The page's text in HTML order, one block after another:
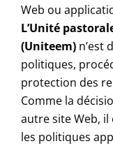
Web ou
L’Unité
(Uniteem) n’est
politiques,
protection des
Comme la
autre site Web,
les politiques